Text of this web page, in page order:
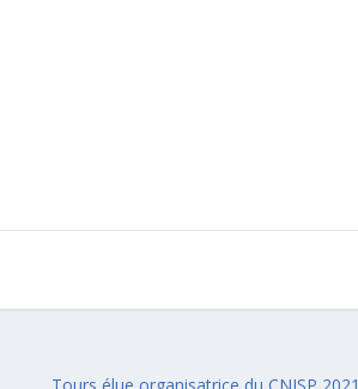
Tours élue organisatrice du CNISP 2021